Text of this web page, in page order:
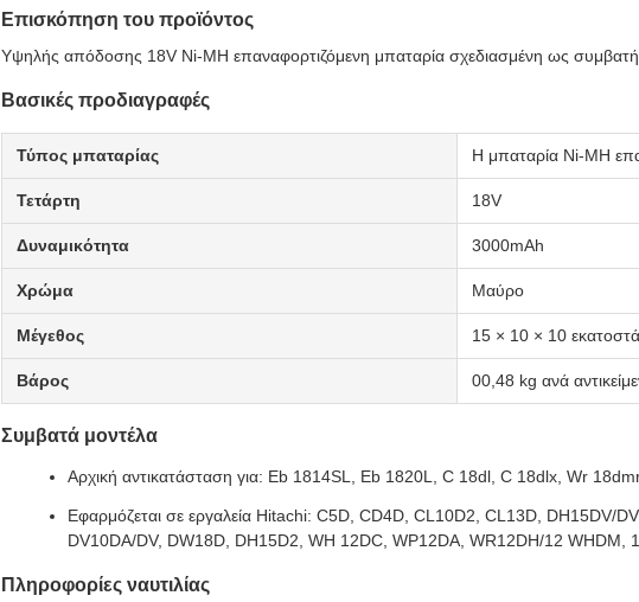
Επισκόπηση του προϊόντος
Υψηλής απόδοσης 18V Ni-MH επαναφορτιζόμενη μπαταρία σχεδιασμένη ως συμβατή
Βασικές προδιαγραφές
Τύπος μπαταρίας Η μπαταρία Ni-MH
Τετάρτη 18V
Δυναμικότητα 3000mAh
Χρώμα Μαύρο
Μέγεθος 15 × 10 × 10 εκατοστά
Βάρος 00,48 kg ανά
Συμβατά μοντέλα
Αρχική αντικατάσταση για: Eb 1814SL, Eb 1820L, C 18dl, C 18dlx, Wr
Εφαρμόζεται σε εργαλεία Hitachi: C5D, CD4D, CL10D2, CL13D, DH15DV/
DV10DA/DV, DW18D, DH15D2, WH 12DC, WP12DA, WR12DH/12
Πληροφορίες ναυτιλίας